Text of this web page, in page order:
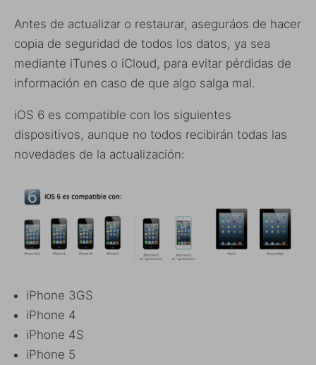
Antes de actualizar o restaurar, aseguráos de hacer
copia de seguridad de todos los datos, ya sea
mediante iTunes o iCloud, para evitar pérdidas de
información en caso de que algo salga mal.
iOS 6 es compatible con los siguientes
dispositivos, aunque no todos recibirán todas las
novedades de la actualización:
iPhone 3GS
iPhone 4
iPhone 4S
iPhone 5